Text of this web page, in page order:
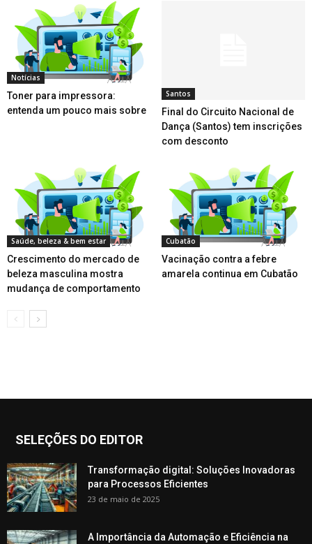
Notícias
Toner para impressora:
entenda um pouco mais sobre
Santos
Final do Circuito Nacional de
Dança (Santos) tem inscrições
com desconto
Saúde, beleza & bem estar
Crescimento do mercado de
beleza masculina mostra
mudança de comportamento
Cubatão
Vacinação contra a febre
amarela continua em Cubatão
SELEÇÕES DO EDITOR
Transformação digital: Soluções Inovadoras
para Processos Eficientes
23 de maio de 2025
A Importância da Automação e Eficiência na